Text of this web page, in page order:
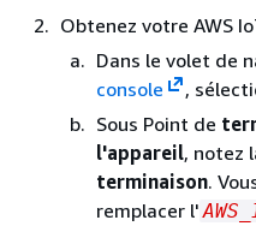
Obtenez votre AWS
Dans le volet de
console
,
Sous Point de
l'appareil, notez
terminaison.
remplacer l'